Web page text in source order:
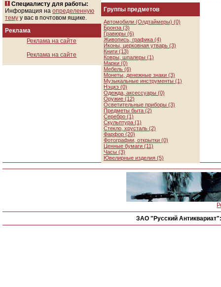
Специалисту для работы:
Информация на определенную
тему у вас в почтовом ящике.
Реклама
Реклама на сайте
Реклама на сайте
Группы предметов
Автомобили (Олдтаймеры) (0)
Бронза (3)
Гравюры (6)
Живопись, графика (4)
Иконы, церковная утварь (3)
Книги (13)
Ковры, шпалеры (1)
Марки (0)
Мебель (6)
Монеты, денежные знаки (3)
Музыкальные инструменты (1)
Нэцкэ (0)
Одежда, аксессуары (0)
Оружие (12)
Осветительные приборы (3)
Предметы быта (2)
Серебро (1)
Скульптура (1)
Стекло, хрусталь (2)
Фарфор (20)
Фотографии, открытки (0)
Ценные бумаги (11)
Часы (3)
Ювелирные изделия (5)
ЗАО "Русский Антиквариат":